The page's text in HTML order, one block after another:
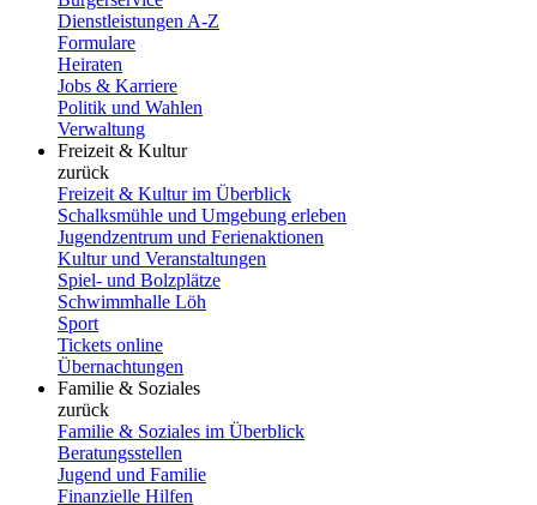
Dienstleistungen A-Z
Formulare
Heiraten
Jobs & Karriere
Politik und Wahlen
Verwaltung
Freizeit & Kultur
zurück
Freizeit & Kultur im Überblick
Schalksmühle und Umgebung erleben
Jugendzentrum und Ferienaktionen
Kultur und Veranstaltungen
Spiel- und Bolzplätze
Schwimmhalle Löh
Sport
Tickets online
Übernachtungen
Familie & Soziales
zurück
Familie & Soziales im Überblick
Beratungsstellen
Jugend und Familie
Finanzielle Hilfen